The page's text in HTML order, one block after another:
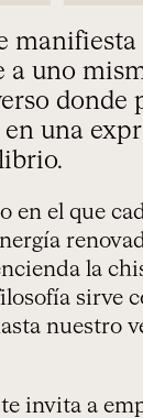
a uno
donde
una
en el que
la
sirve
nuestro
te invita a